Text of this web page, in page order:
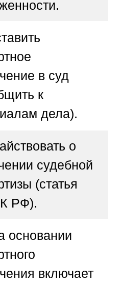
в суд
к
дела).
о
судебной
(статья
РФ).
основании
включает